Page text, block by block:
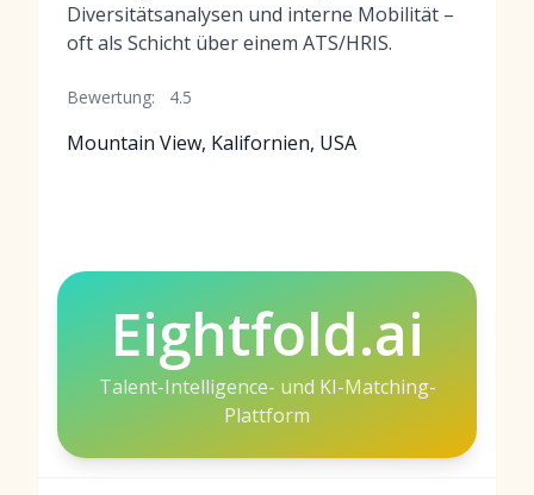
Diversitätsanalysen und interne Mobilität –
oft als Schicht über einem ATS/HRIS.
Bewertung: 4.5
Mountain View, Kalifornien, USA
Eightfold.ai
Talent-Intelligence- und KI-Matching-
Plattform